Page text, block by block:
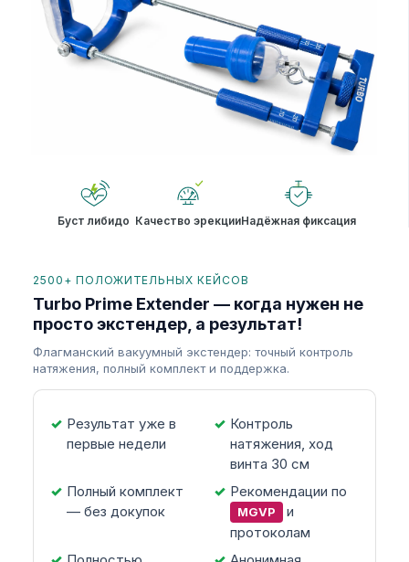
Буст либидо Качество эрекцииНадёжная фиксация
2500+ ПОЛОЖИТЕЛЬНЫХ КЕЙСОВ
Turbo Prime Extender — когда нужен не
просто экстендер, а результат!
Флагманский вакуумный экстендер: точный контроль
натяжения, полный комплект и поддержка.
Результат уже в
первые недели
Контроль
натяжения, ход
винта 30 см
Полный комплект
— без докупок
Рекомендации по
MGVP
и
протоколам